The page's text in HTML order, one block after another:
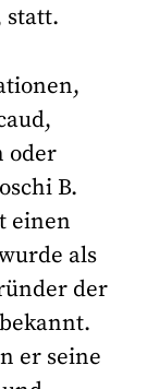
statt.
oder
B.
einen
als
der
er seine